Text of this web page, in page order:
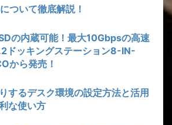
ついて徹底解説！
の内蔵可能！最大10Gbpsの高速
ドッキングステーション8-IN-
から発売！
するデスク環境の設定方法と活用
な使い方